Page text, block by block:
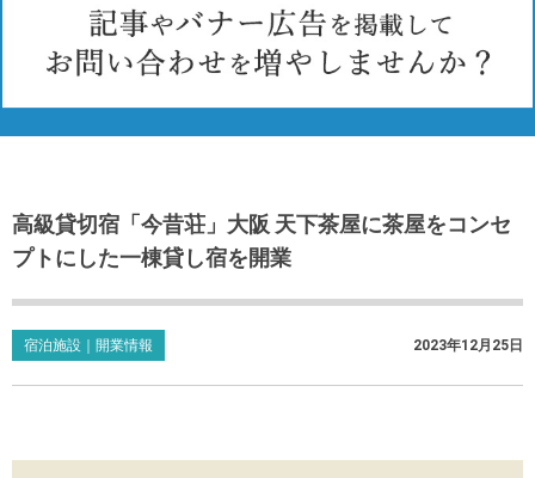
高級貸切宿「今昔荘」大阪 天下茶屋に茶屋をコンセ
プトにした一棟貸し宿を開業
宿泊施設｜開業情報 2023年12月25日